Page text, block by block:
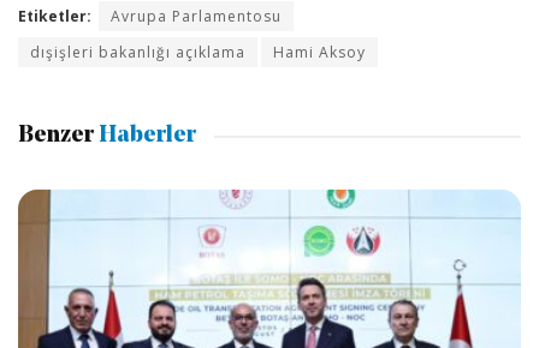
Etiketler:
Avrupa Parlamentosu
dışişleri bakanlığı açıklama
Hami Aksoy
Benzer Haberler